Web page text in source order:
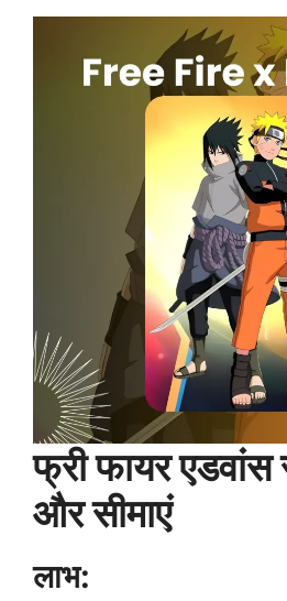
फ्री फायर एडवांस
और सीमाएं
लाभ: